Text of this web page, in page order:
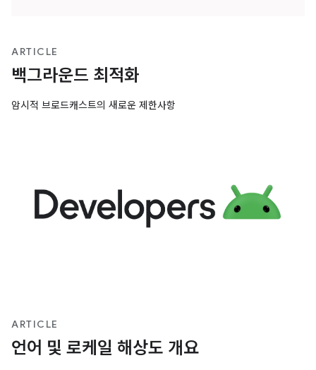
ARTICLE
백그라운드 최적화
암시적 브로드캐스트의 새로운 제한사항
ARTICLE
언어 및 로케일 해상도 개요